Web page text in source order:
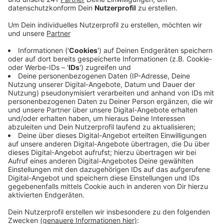
Anzeige
Neun Einsätze haben die Einsatzkräfte bis Mittwoch,
18 Uhr gezählt - dabei ging es vor allem um
umgestürzte Bäume und Äste.
An der Windhorststraße in Küppersteg ist zum Beispiel
ein Ast von einer Linde abgebrochen und auf zwei
geparkte Autos gefallen. Der Baum
wurdekontrolliertgefällt.
Gegen 11.15 Uhr ist auf der Güterzugstrecke zwischen
Opladen und Leichlingen außerdem ein Baum in die
Oberleitung gefallen. Ein Zug und auch die Leitung
wurden dadurch beschädigt. Die Reparaturarbeiten
liefen bis in den Nachmittag und sorgten für
Verspätungen, auch im Personenverkehr.